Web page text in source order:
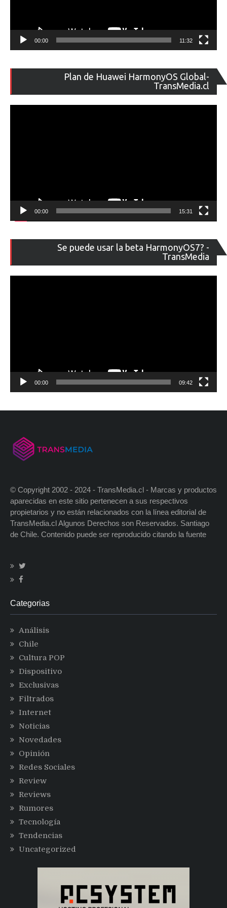
00:00 11:32
Plan de Huawei HarmonyOS Global-
TransMedia.cl
de
00:00 15:31
Se puede usar la beta HarmonyOS7? -
TransMedia
de
00:00 09:42
© Copyright 2002 - 2024 - TransMedia.cl - Marcas y productos
aparecidas en este sitio pertenecen a sus respectivos
propietarios y no están relacionados con la línea editorial de
TransMedia.cl Algunos Derechos son Reservados. Santiago
de Chile. Contenido puede ser reproducido citando la fuente
Categorias
Análisis
Chile
Cultura POP
Dispositivo
Exclusivas
Filtrados
Internet
Noticias
Novedades
Opinión
Redes Sociales
Review
Reviews
Rumores
Tecnología
Tendencias
Uncategorized